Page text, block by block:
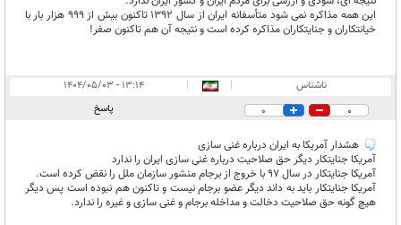
این همه مذاکره نمی شود متأسفانه ایران از سال 1392 تاکنون بیش از 999 هزار بار با
خیانتکاران و جنایتکاران مذاکره کرده است و نتیجه آن هم تاکنون صفر!
ناشناس |
|
۱۳:۱۴ - ۱۴۰۴/۰۵/۰۳
0
0 پاسخ
هشدار آمریکا به ایران درباره غنی سازی
آمریکا جنایتکار دیگر حق صلاحیت درباره غنی سازی ایران را ندارد
آمریکا جنایتکار در سال 97 با خروج از برجام منشور سازمان ملل را نقض کرده است.
آمریکا جنایتکار باید به داند دیگر عضو برجام نیست و تاکنون هم نبوده است پس دیگر
هیچ گونه حق صلاحیت دخالت و مداخله برجام و غنی سازی و غیره را ندارد.